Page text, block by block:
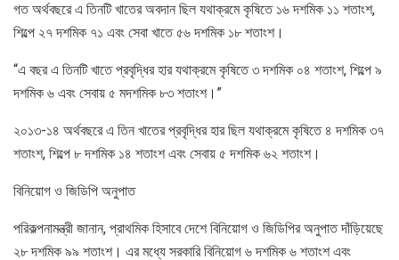
গত অর্থবছরে এ তিনটি খাতের অবদান ছিল যথাক্রমে কৃষিতে ১৬ দশমিক ১১ শতাংশ,
শিল্পে ২৭ দশমিক ৭১ এবং সেবা খাতে ৫৬ দশমিক ১৮ শতাংশ।
“এ বছর এ তিনটি খাতে প্রবৃদ্ধির হার যথাক্রমে কৃষিতে ৩ দশমিক ০৪ শতাংশ, শিল্পে ৯
দশমিক ৬ এবং সেবায় ৫ মদশমিক ৮৩ শতাংশ।”
২০১৩-১৪ অর্থবছরে এ তিন খাতের প্রবৃদ্ধির হার ছিল যথাক্রমে কৃষিতে ৪ দশমিক ৩৭
শতাংশ, শিল্পে ৮ দশমিক ১৪ শতাংশ এবং সেবায় ৫ দশমিক ৬২ শতাংশ।
বিনিয়োগ ও জিডিপি অনুপাত
পরিকল্পনামন্ত্রী জানান, প্রাথমিক হিসাবে দেশে বিনিয়োগ ও জিডিপির অনুপাত দাঁড়িয়েছে
২৮ দশমিক ৯৯ শতাংশ। এর মধ্যে সরকারি বিনিয়োগ ৬ দশমিক ৬ শতাংশ এবং